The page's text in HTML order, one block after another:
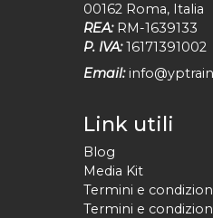
00162 Roma, Italia
REA: RM-1639133
P. IVA: 16171391002
Email:
Link utili
Blog
Media Kit
Termini e
Termini e